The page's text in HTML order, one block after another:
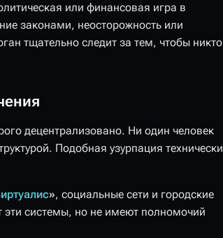
или финансовая игра в
законами, неосторожность или
тщательно следит за тем, чтобы никто
децентрализовано. Ни один человек
Подобная узурпация технически
», социальные сети и городские
эти системы, но не имеют полномочий